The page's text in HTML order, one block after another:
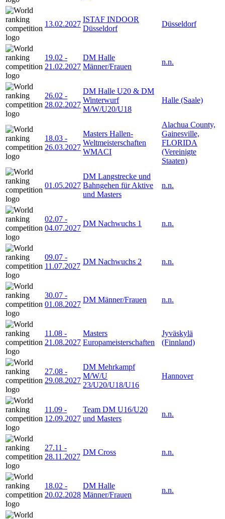
13.02.2027
ISTAF INDOOR
Düsseldorf
Düsseldorf
19.02 -
21.02.2027
DM Halle
Männer/Frauen
n.n.
26.02 -
28.02.2027
DM Halle U20 & DM
Winterwurf
M/W/U20/U18
Halle (Saale)
18.03 -
26.03.2027
Masters Hallen-
Weltmeisterschaften
WMACI
Alachua County,
Gainesville,
FLORIDA
(Vereinigte
Staaten)
01.05.2027
DM Langstrecke und
Bahngehen für Aktive
und Masters
n.n.
02.07 -
04.07.2027
DM Nachwuchs 1 n.n.
09.07 -
11.07.2027
DM Nachwuchs 2 n.n.
30.07 -
01.08.2027
DM Männer/Frauen n.n.
11.08 -
21.08.2027
Masters
Europameisterschaften
Jyväskylä
(Finnland)
27.08 -
29.08.2027
DM Mehrkampf
M/W/U
23/U20/U18/U16
Hannover
11.09 -
12.09.2027
Team DM U16/U20
und Masters
n.n.
27.11 -
28.11.2027
DM Cross n.n.
18.02 -
20.02.2028
DM Halle
Männer/Frauen
n.n.